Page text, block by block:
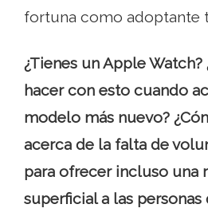
fortuna como adoptante
¿Tienes un Apple Watch?
hacer con esto cuando
modelo más nuevo?
acerca de la falta de
para ofrecer incluso una
superficial a las